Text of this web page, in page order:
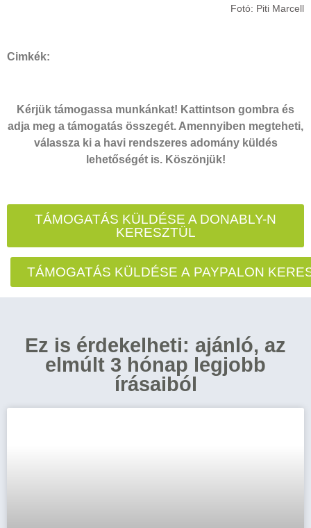
Fotó: Piti Marcell
Cimkék:
Kérjük támogassa munkánkat! Kattintson gombra és
adja meg a támogatás összegét. Amennyiben megteheti,
válassza ki a havi rendszeres adomány küldés
lehetőségét is. Köszönjük!
TÁMOGATÁS KÜLDÉSE A DONABLY-N
KERESZTÜL
TÁMOGATÁS KÜLDÉSE A PAYPALON
Ez is érdekelheti: ajánló, az
elmúlt 3 hónap legjobb
írásaiból